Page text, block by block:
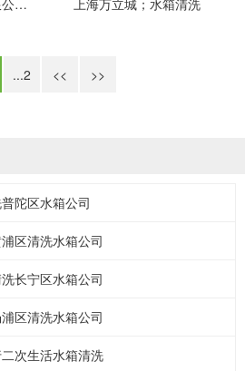
河南绿都物业服务有限公司上海分公司 上海万立城；水箱清洗
...2 << >>
陀区水箱公司
区清洗水箱公司
长宁区水箱公司
区清洗水箱公司
次生活水箱清洗